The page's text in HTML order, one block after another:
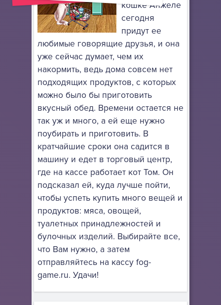
кошке Анжеле
сегодня
придут ее
любимые говорящие друзья, и она
уже сейчас думает, чем их
накормить, ведь дома совсем нет
подходящих продуктов, с которых
можно было бы приготовить
вкусный обед. Времени остается не
так уж и много, а ей еще нужно
поубирать и приготовить. В
кратчайшие сроки она садится в
машину и едет в торговый центр,
где на кассе работает кот Том. Он
подсказал ей, куда лучше пойти,
чтобы успеть купить много вещей и
продуктов: мяса, овощей,
туалетных принадлежностей и
булочных изделий. Выбирайте все,
что Вам нужно, а затем
отправляйтесь на кассу fog-
game.ru. Удачи!